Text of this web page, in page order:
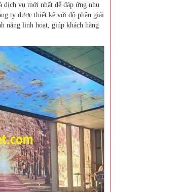
dịch vụ mới nhất để đáp ứng nhu
ty được thiết kế với độ phân giải
năng linh hoạt, giúp khách hàng